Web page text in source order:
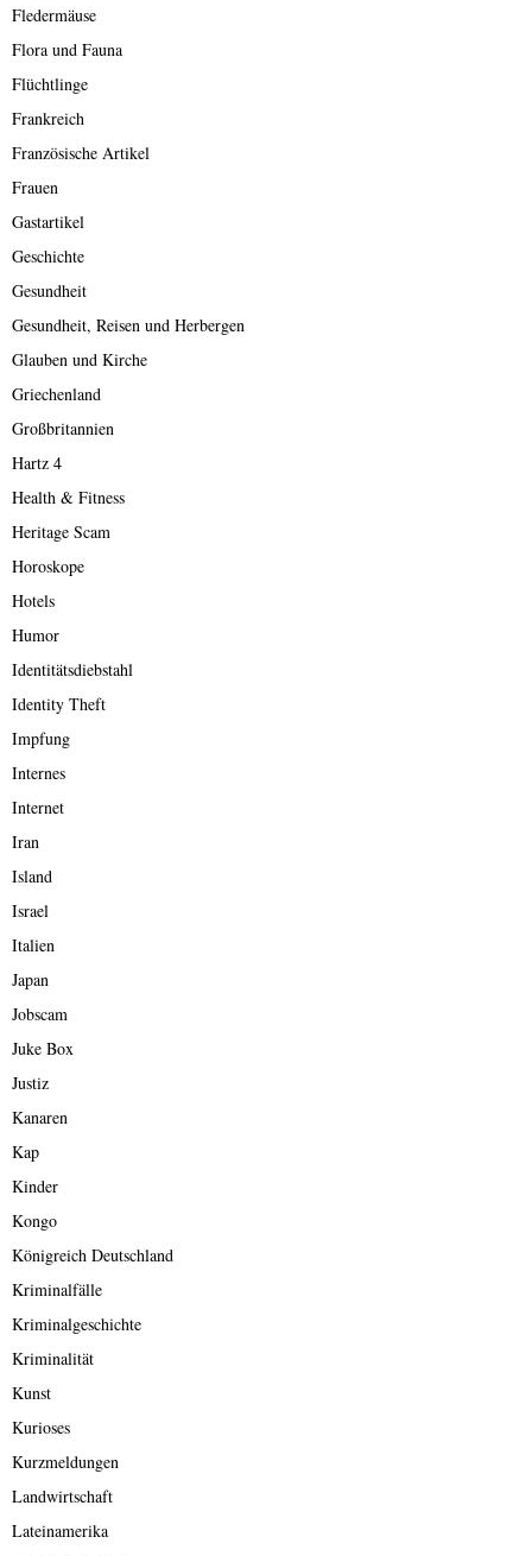
Fledermäuse
Flora und Fauna
Flüchtlinge
Frankreich
Französische Artikel
Frauen
Gastartikel
Geschichte
Gesundheit
Gesundheit, Reisen und Herbergen
Glauben und Kirche
Griechenland
Großbritannien
Hartz 4
Health & Fitness
Heritage Scam
Horoskope
Hotels
Humor
Identitätsdiebstahl
Identity Theft
Impfung
Internes
Internet
Iran
Island
Israel
Italien
Japan
Jobscam
Juke Box
Justiz
Kanaren
Kap
Kinder
Kongo
Königreich Deutschland
Kriminalfälle
Kriminalgeschichte
Kriminalität
Kunst
Kurioses
Kurzmeldungen
Landwirtschaft
Lateinamerika